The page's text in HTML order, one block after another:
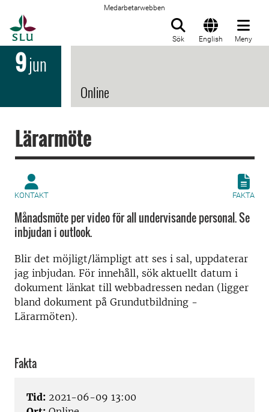
Medarbetarwebben
Sök English Meny
9jun
Online
Lärarmöte
KONTAKT FAKTA
Månadsmöte per video för all undervisande personal. Se
inbjudan i outlook.
Blir det möjligt/lämpligt att ses i sal, uppdaterar
jag inbjudan. För innehåll, sök aktuellt datum i
dokument länkat till webbadressen nedan (ligger
bland dokument på Grundutbildning -
Lärarmöten).
Fakta
Tid: 2021-06-09 13:00